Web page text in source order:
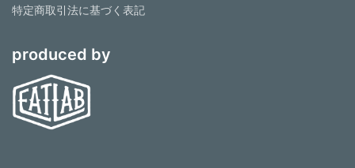
特定商取引法に基づく表記
produced by